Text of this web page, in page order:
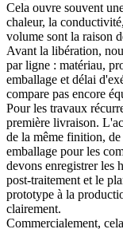
Cela ouvre souvent
chaleur, la
volume sont la raison
Avant la libération,
par ligne : matériau,
emballage et délai
compare pas encore
Pour les travaux
première livraison.
de la même finition,
emballage pour les
devons enregistrer les
post-traitement et le
prototype à la
clairement.
Commercialement,